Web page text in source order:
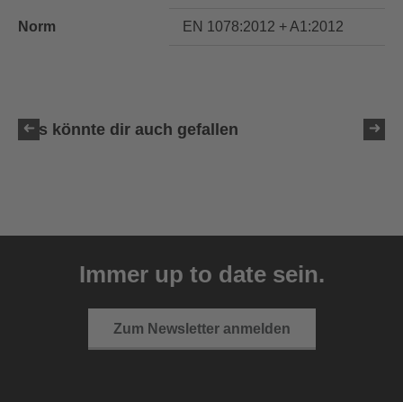
Norm EN 1078:2012 + A1:2012
Das könnte dir auch gefallen
1 FarbvariantenImmer up to date sein.
Zum Newsletter anmelden